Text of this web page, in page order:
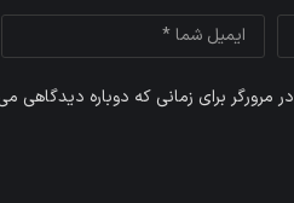
مرورگر برای زمانی که دوباره دیدگاهی